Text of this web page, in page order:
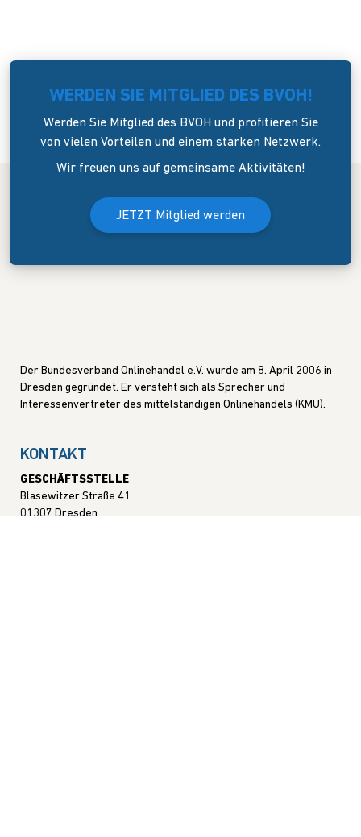
WERDEN SIE MITGLIED DES BVOH!
Werden Sie Mitglied des BVOH und profitieren Sie
von vielen Vorteilen und einem starken Netzwerk.
Wir freuen uns auf gemeinsame Aktivitäten!
JETZT Mitglied werden
Der Bundesverband Onlinehandel e.V. wurde am 8. April 2006 in
Dresden gegründet. Er versteht sich als Sprecher und
Interessenvertreter des mittelständigen Onlinehandels (KMU).
KONTAKT
GESCHÄFTSSTELLE
Blasewitzer Straße 41
01307 Dresden